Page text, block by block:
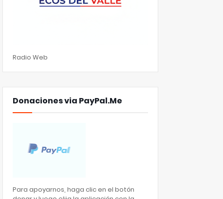
Radio Web
Donaciones via PayPal.Me
Para apoyarnos, haga clic en el botón